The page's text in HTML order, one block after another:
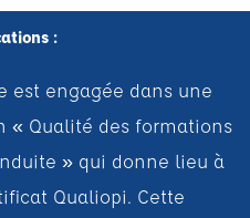
:
est engagée dans une
« Qualité des formations
» qui donne lieu à
Qualiopi. Cette